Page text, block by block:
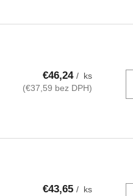
€46,24/ ks
(€37,59 bez DPH)
€43,65/ ks